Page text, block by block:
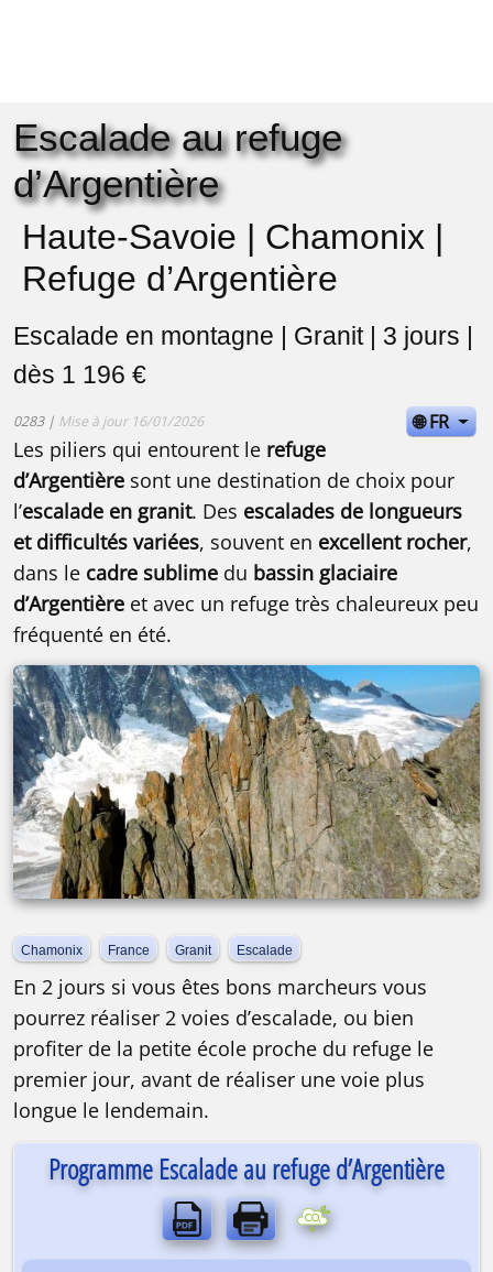
Escalade au refuge
d’Argentière
Haute-Savoie | Chamonix |
Refuge d’Argentière
Escalade en montagne | Granit | 3 jours |
dès 1 196 €
0283 | Mise à jour 16/01/2026 🌐 FR
Les piliers qui entourent le refuge
d’Argentière sont une destination de choix pour
l’escalade en granit. Des escalades de longueurs
et difficultés variées, souvent en excellent rocher,
dans le cadre sublime du bassin glaciaire
d’Argentière et avec un refuge très chaleureux peu
fréquenté en été.
Chamonix France Granit Escalade
En 2 jours si vous êtes bons marcheurs vous
pourrez réaliser 2 voies d’escalade, ou bien
profiter de la petite école proche du refuge le
premier jour, avant de réaliser une voie plus
longue le lendemain.
Programme Escalade au refuge d’Argentière